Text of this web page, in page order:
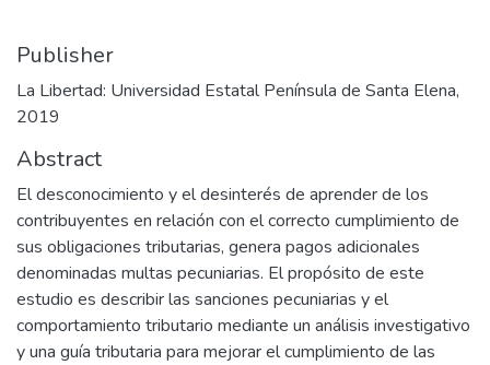
Publisher
La Libertad: Universidad Estatal Península de Santa Elena,
2019
Abstract
El desconocimiento y el desinterés de aprender de los
contribuyentes en relación con el correcto cumplimiento de
sus obligaciones tributarias, genera pagos adicionales
denominadas multas pecuniarias. El propósito de este
estudio es describir las sanciones pecuniarias y el
comportamiento tributario mediante un análisis investigativo
y una guía tributaria para mejorar el cumplimiento de las